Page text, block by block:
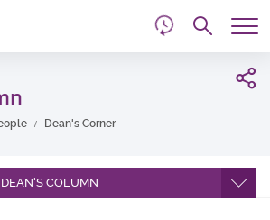
Dean's Corner
DEAN'S COLUMN